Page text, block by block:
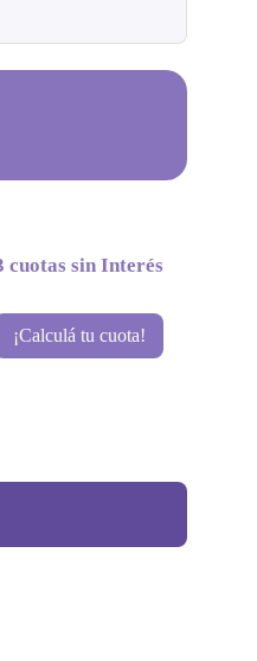
cuotas sin Interés
¡Calculá tu cuota!